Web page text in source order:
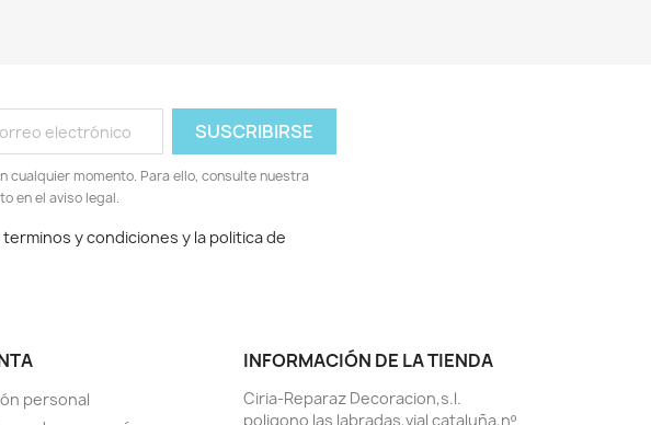
cualquier momento. Para ello, consulte nuestra
en el aviso legal.
y condiciones y la politica de
personal
INFORMACIÓN DE LA TIENDA
Ciria-Reparaz Decoracion,s.l.
poligono las labradas,vial cataluña,nº